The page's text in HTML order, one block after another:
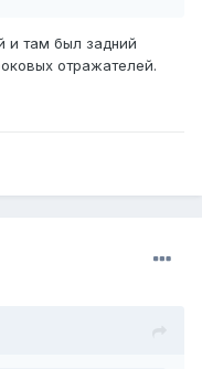
и там был задний
отражателей.